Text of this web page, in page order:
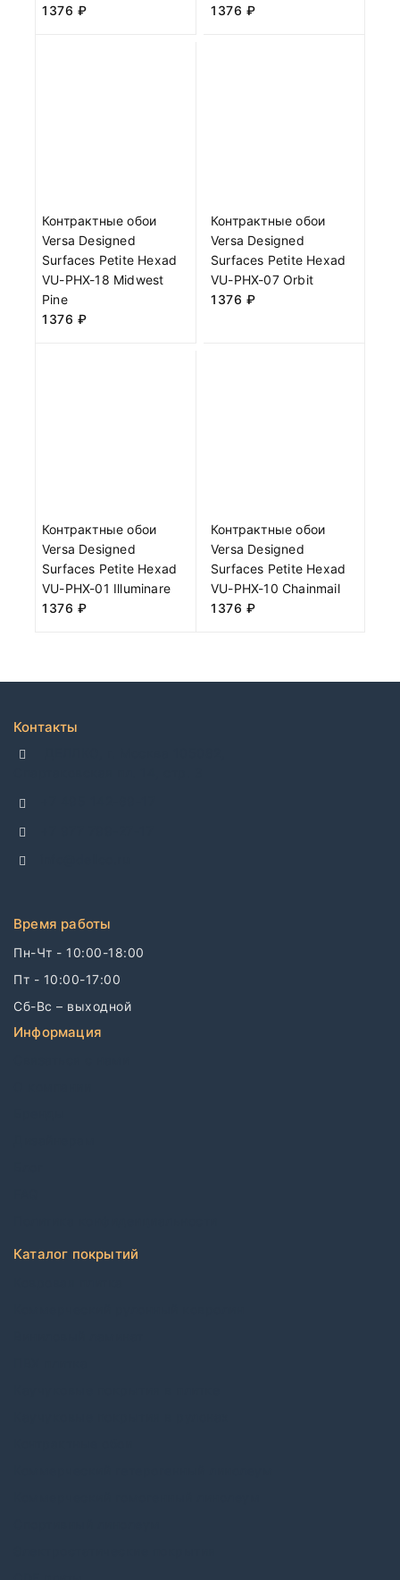
1376 ₽
1376 ₽
Контрактные обои
Versa Designed
Surfaces Petite Hexad
VU-PHX-18 Midwest
Pine
1376 ₽
Контрактные обои
Versa Designed
Surfaces Petite Hexad
VU-PHX-07 Orbit
1376 ₽
Контрактные обои
Versa Designed
Surfaces Petite Hexad
VU-PHX-01 Illuminare
1376 ₽
Контрактные обои
Versa Designed
Surfaces Petite Hexad
VU-PHX-10 Chainmail
1376 ₽
Контакты
Время работы
Пн-Чт - 10:00-18:00
Пт - 10:00-17:00
Сб-Вс – выходной
Информация
Каталог покрытий